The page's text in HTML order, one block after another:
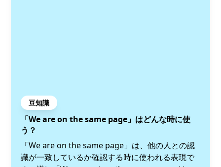
豆知識
「We are on the same page」はどんな時に使
う？
「We are on the same page」は、他の人との認
識が一致しているか確認する時に使われる表現で